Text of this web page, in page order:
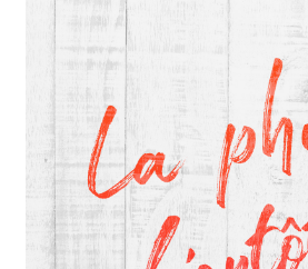
NOS BOUTIQUES